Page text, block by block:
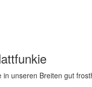
unseren Breiten gut